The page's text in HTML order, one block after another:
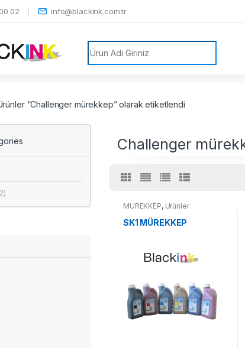
02 info@blackink.com.tr
Search for:
“Challenger mürekkep” olarak etiketlendi
Challenger
MÜREKKEP, Ürünler
SK1 MÜREKKEP